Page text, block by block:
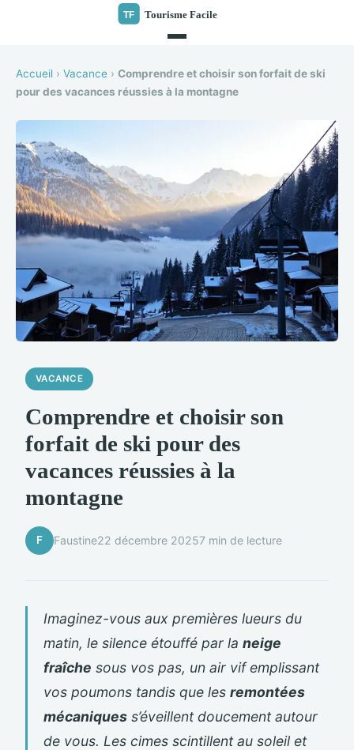
Accueil › Vacance › Comprendre et choisir son forfait de ski
pour des vacances réussies à la montagne
VACANCE
Comprendre et choisir son
forfait de ski pour des
vacances réussies à la
montagne
F Faustine22 décembre 20257 min de lecture
Imaginez-vous aux premières lueurs du
matin, le silence étouffé par la neige
fraîche sous vos pas, un air vif emplissant
vos poumons tandis que les remontées
mécaniques s’éveillent doucement autour
de vous. Les cimes scintillent au soleil et